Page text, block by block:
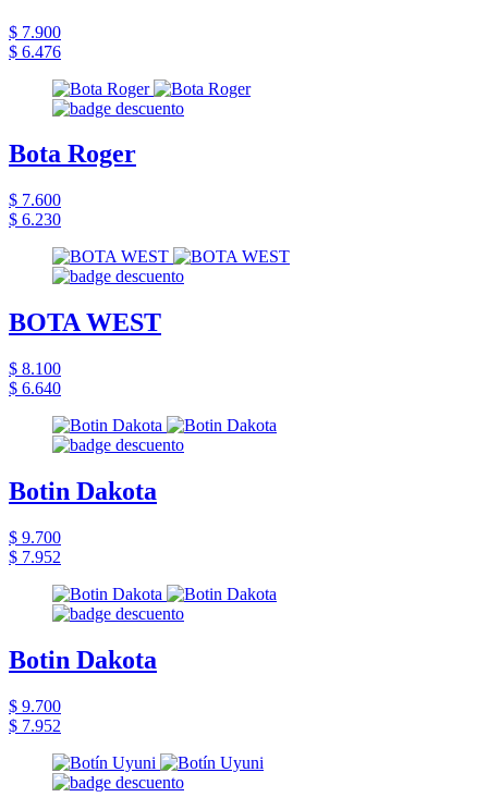
$ 7.900
$ 6.476
Bota Roger
$ 7.600
$ 6.230
BOTA WEST
$ 8.100
$ 6.640
Botin Dakota
$ 9.700
$ 7.952
Botin Dakota
$ 9.700
$ 7.952